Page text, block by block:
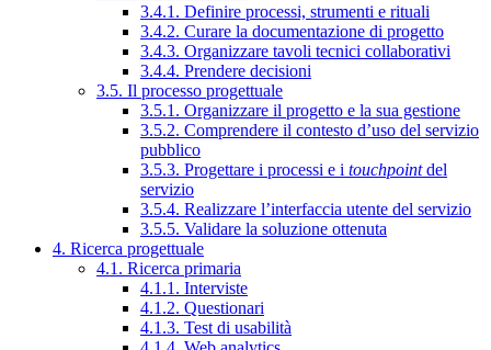
3.4.1. Definire processi, strumenti e rituali
3.4.2. Curare la documentazione di progetto
3.4.3. Organizzare tavoli tecnici collaborativi
3.4.4. Prendere decisioni
3.5. Il processo progettuale
3.5.1. Organizzare il progetto e la sua gestione
3.5.2. Comprendere il contesto d’uso del servizio
pubblico
3.5.3. Progettare i processi e i touchpointdel
servizio
3.5.4. Realizzare l’interfaccia utente del servizio
3.5.5. Validare la soluzione ottenuta
4. Ricerca progettuale
4.1. Ricerca primaria
4.1.1. Interviste
4.1.2. Questionari
4.1.3. Test di usabilità